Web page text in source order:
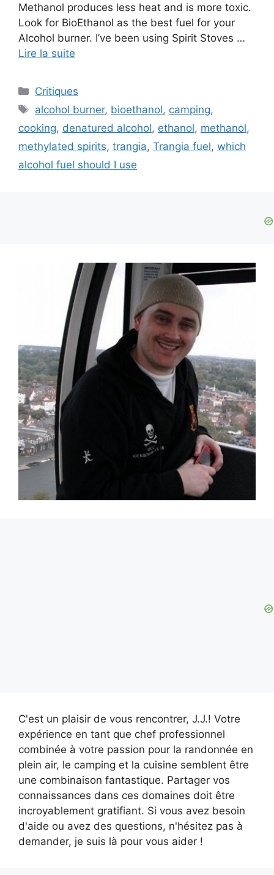
Methanol produces less heat and is more toxic.
Look for BioEthanol as the best fuel for your
Alcohol burner. I’ve been using Spirit Stoves …
Lire la suite
Critiques
alcohol burner, bioethanol, camping,
cooking, denatured alcohol, ethanol, methanol,
methylated spirits, trangia, Trangia fuel, which
alcohol fuel should I use
C'est un plaisir de vous rencontrer, J.J.! Votre
expérience en tant que chef professionnel
combinée à votre passion pour la randonnée en
plein air, le camping et la cuisine semblent être
une combinaison fantastique. Partager vos
connaissances dans ces domaines doit être
incroyablement gratifiant. Si vous avez besoin
d'aide ou avez des questions, n'hésitez pas à
demander, je suis là pour vous aider !